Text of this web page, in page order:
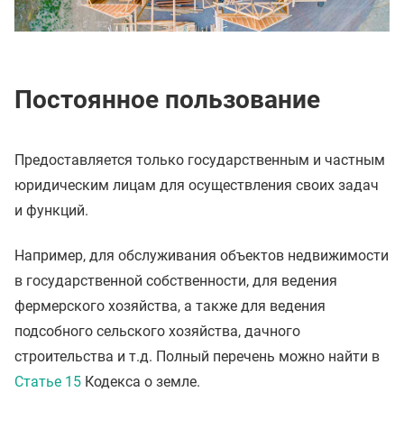
Постоянное пользование
Предоставляется только государственным и частным
юридическим лицам для осуществления своих задач
и функций.
Например, для обслуживания объектов недвижимости
в государственной собственности, для ведения
фермерского хозяйства, а также для ведения
подсобного сельского хозяйства, дачного
строительства и т.д. Полный перечень можно найти в
Статье 15 Кодекса о земле.